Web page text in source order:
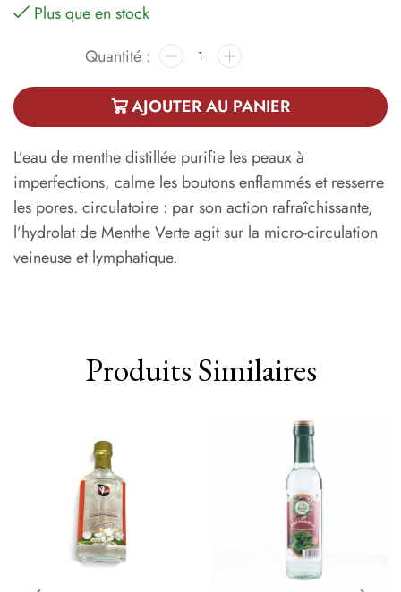
Plus que en stock
AJOUTER AU PANIER
L’eau de menthe distillée purifie les peaux à
imperfections, calme les boutons enflammés et resserre
les pores. circulatoire : par son action rafraîchissante,
l’hydrolat de Menthe Verte agit sur la micro-circulation
veineuse et lymphatique.
Produits Similaires